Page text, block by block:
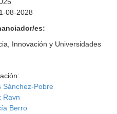
08-2028
es:
Innovación y Universidades
Sánchez-Pobre
Ravn
Berro